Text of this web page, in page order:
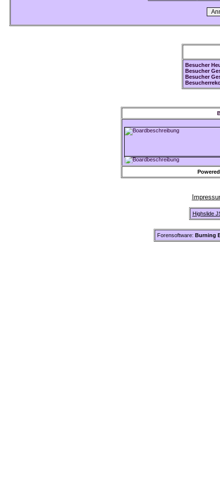
Besucher
Besucher
Besucher
Highslide
Forensoftware: Burning